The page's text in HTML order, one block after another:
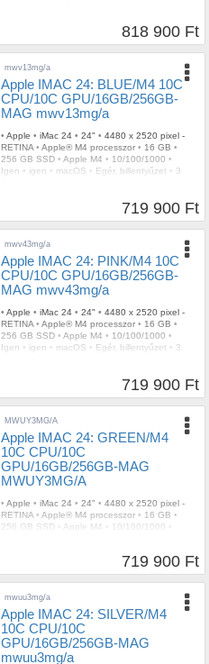
818 900 Ft
mwv13mg/a
Apple IMAC 24: BLUE/M4 10C
CPU/10C GPU/16GB/256GB-
MAG mwv13mg/a
• Apple • iMac 24 • 24" • 4480 x 2520 pixel -
RETINA • Apple® M4 processzor • 16 GB •
256 GB SSD • Apple M4 • 10/100/1000 •
Igen • igen • macOS • Egér, billentyűzet • 3
719 900 Ft
mwv43mg/a
Apple IMAC 24: PINK/M4 10C
CPU/10C GPU/16GB/256GB-
MAG mwv43mg/a
• Apple • iMac 24 • 24" • 4480 x 2520 pixel -
RETINA • Apple® M4 processzor • 16 GB •
256 GB SSD • Apple M4 • 10/100/1000 •
Igen • igen • macOS • Egér, billentyűzet • 3
719 900 Ft
MWUY3MG/A
Apple IMAC 24: GREEN/M4
10C CPU/10C
GPU/16GB/256GB-MAG
MWUY3MG/A
• Apple • iMac 24 • 24" • 4480 x 2520 pixel -
RETINA • Apple® M4 processzor • 16 GB •
256 GB SSD
Apple M4 10/100/1000
719 900 Ft
mwuu3mg/a
Apple IMAC 24: SILVER/M4
10C CPU/10C
GPU/16GB/256GB-MAG
mwuu3mg/a